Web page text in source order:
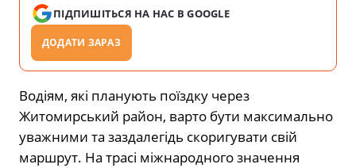
ПІДПИШІТЬСЯ НА НАС В GOOGLE
ДОДАТИ ЗАРАЗ
Водіям, які планують поїздку через
Житомирський район, варто бути максимально
уважними та заздалегідь скоригувати свій
маршрут. На трасі міжнародного значення